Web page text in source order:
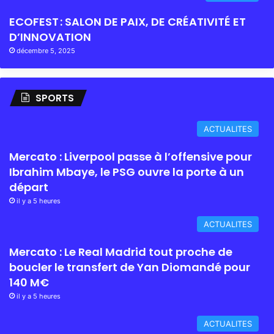
ECOFEST : SALON DE PAIX, DE CRÉATIVITÉ ET
D’INNOVATION
décembre 5, 2025
SPORTS
ACTUALITES
Mercato : Liverpool passe à l’offensive pour
Ibrahim Mbaye, le PSG ouvre la porte à un
départ
il y a 5 heures
ACTUALITES
Mercato : Le Real Madrid tout proche de
boucler le transfert de Yan Diomandé pour
140 M€
il y a 5 heures
ACTUALITES